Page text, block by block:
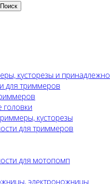
Поиск
кусторезы и
для триммеров
кусторезы
для триммеров
для мотопомп
электроножницы